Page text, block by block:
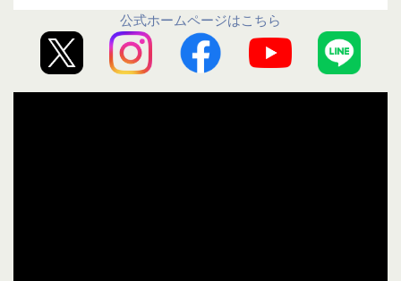
公式ホームページはこちら